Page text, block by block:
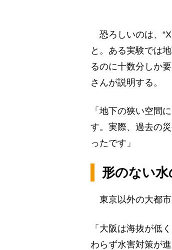
恐ろしいのは、
と。ある実験では
るのに十数分しか
さんが説明する。
「地下の狭い空間
す。実際、過去の
ったです」
形のない
東京以外の大都市
「大阪は海抜が低
わらず水害対策が